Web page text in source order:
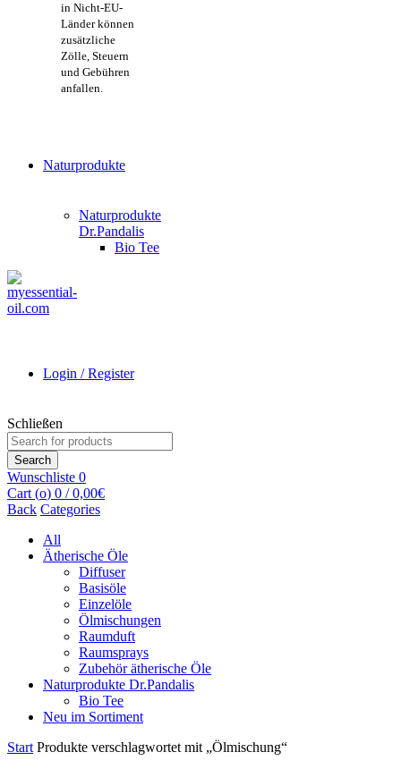
in Nicht-EU-
Länder können
zusätzliche
Zölle, Steuern
und Gebühren
anfallen.
Naturprodukte
Naturprodukte
Dr.Pandalis
Bio Tee
Login / Register
Schließen
Search
for:
Search
Wunschliste 0
Cart (o) 0 / 0,00€
Back Categories
All
Ätherische Öle
Diffuser
Basisöle
Einzelöle
Ölmischungen
Raumduft
Raumsprays
Zubehör ätherische Öle
Naturprodukte Dr.Pandalis
Bio Tee
Neu im Sortiment
Start Produkte verschlagwortet mit „Ölmischung“